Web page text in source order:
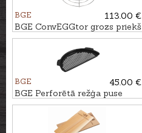
BGE
113.00 €
BGE ConvEGGtor grozs priekš
Large grila
BGE
45.00 €
BGE Perforētā režģa puse
priekš Large grila